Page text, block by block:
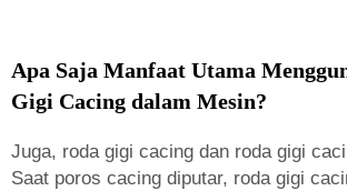
Apa Saja Manfaat Utama
Gigi Cacing dalam Mesin?
Juga, roda gigi cacing dan roda gigi
Saat poros cacing diputar, roda gigi